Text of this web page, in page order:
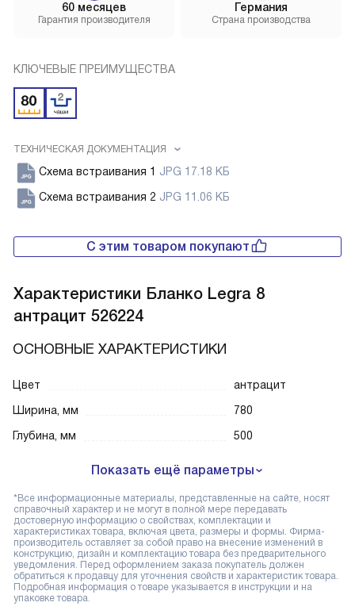
60 месяцев
Гарантия производителя
Германия
Страна производства
КЛЮЧЕВЫЕ ПРЕИМУЩЕСТВА
ТЕХНИЧЕСКАЯ ДОКУМЕНТАЦИЯ
Схема встраивания 1 JPG 17.18 КБ
Схема встраивания 2 JPG 11.06 КБ
С этим товаром покупают
Характеристики Бланко Legra 8
антрацит 526224
ОСНОВНЫЕ ХАРАКТЕРИСТИКИ
Цвет
антрацит
Ширина, мм
780
Глубина, мм
500
Показать ещё параметры
*Все информационные материалы, представленные на сайте, носят
справочный характер и не могут в полной мере передавать
достоверную информацию о свойствах, комплектации и
характеристиках товара, включая цвета, размеры и формы. Фирма-
производитель оставляет за собой право на внесение изменений в
конструкцию, дизайн и комплектацию товара без предварительного
уведомления. Перед оформлением заказа покупатель должен
обратиться к продавцу для уточнения свойств и характеристик товара.
Подробная информация о товаре указывается в инструкции и на
упаковке товара.